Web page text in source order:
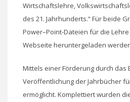
Wirtschaftslehre,
des 21. Jahrhunderts.“ Für beide
Power–Point-Dateien für die
Webseite heruntergeladen
Mittels einer Förderung durch das
Veröffentlichung der Jahrbücher
ermöglicht. Komplettiert wurden